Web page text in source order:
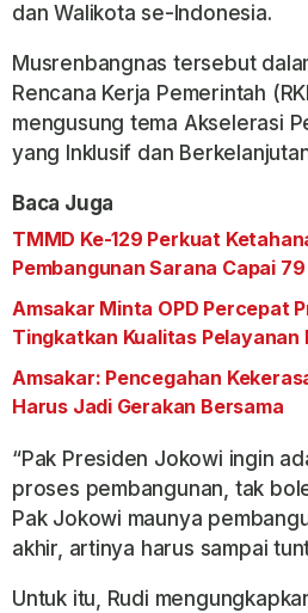
dan Walikota se-Indonesia.
Musrenbangnas tersebut
Rencana Kerja Pemerintah
mengusung tema Akselerasi
yang Inklusif dan
Baca Juga
TMMD Ke-129 Perkuat
Pembangunan Sarana Capai
Amsakar Minta OPD Percepat
Tingkatkan Kualitas Pelayanan
Amsakar: Pencegahan
Harus Jadi Gerakan Bersama
“Pak Presiden Jokowi ingin
proses pembangunan, tak
Pak Jokowi maunya
akhir, artinya harus sampai
Untuk itu, Rudi